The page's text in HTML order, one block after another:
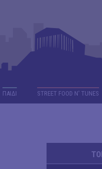
ΠΑΙΔΙ STREET FOOD N' TUNES